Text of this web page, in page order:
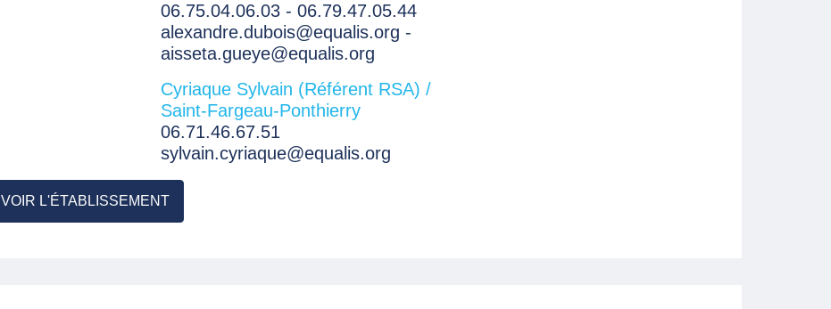
06.75.04.06.03 - 06.79.47.05.44
alexandre.dubois@equalis.org -
aisseta.gueye@equalis.org
Cyriaque Sylvain (Référent RSA) /
Saint-Fargeau-Ponthierry
06.71.46.67.51
sylvain.cyriaque@equalis.org
VOIR L'ÉTABLISSEMENT